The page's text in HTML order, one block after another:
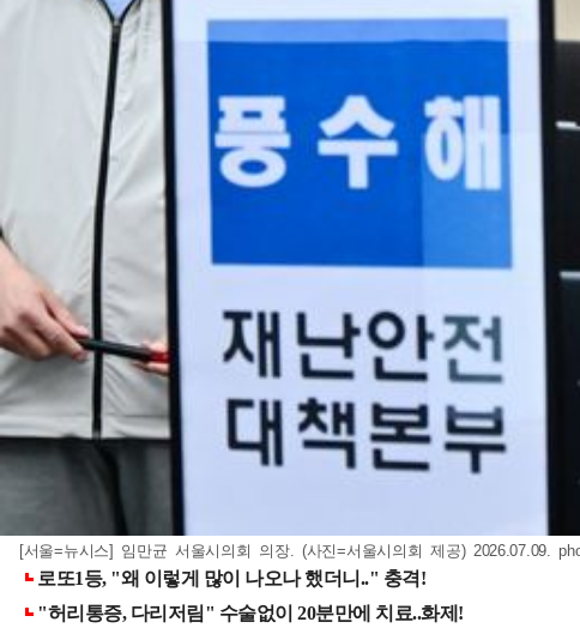
[서울=뉴시스] 임만균 서울시의회 의장. (사진=서울시의회 제공) 2026.07.09.